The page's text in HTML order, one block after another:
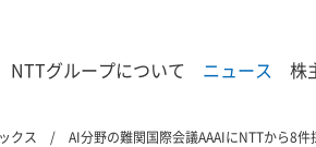
NTTグループについて ニュース 株
クス AI分野の難関国際会議AAAIにNTTから8件